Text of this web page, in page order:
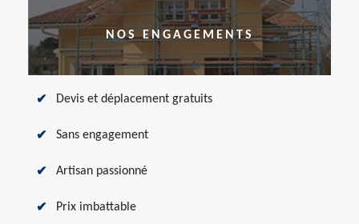
NOS ENGAGEMENTS
Devis et déplacement gratuits
Sans engagement
Artisan passionné
Prix imbattable